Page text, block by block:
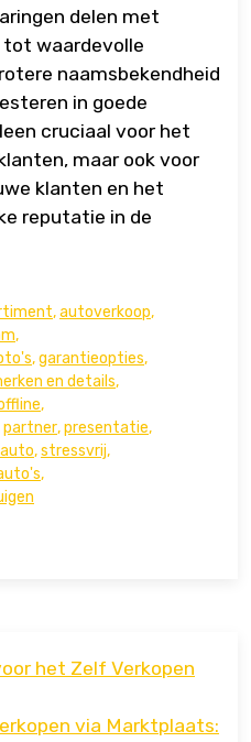
delen met
tot waardevolle
naamsbekendheid
in goede
cruciaal voor het
maar ook voor
klanten en het
reputatie in de
,autoverkoop,
,
,garantieopties,
en details,
,
partner,presentatie,
,stressvrij,
,
het Zelf Verkopen
via Marktplaats: